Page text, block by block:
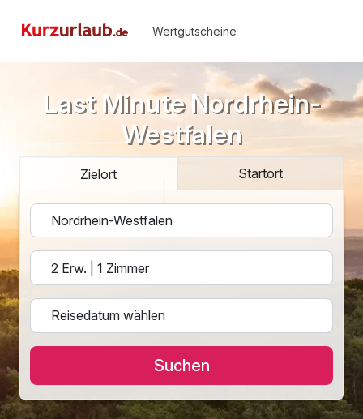
Wertgutscheine
Last Minute Nordrhein-
Westfalen
Zielort Startort
Suchen